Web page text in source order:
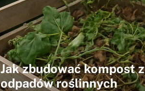
Jak zbudować kompost z
odpadów roślinnych